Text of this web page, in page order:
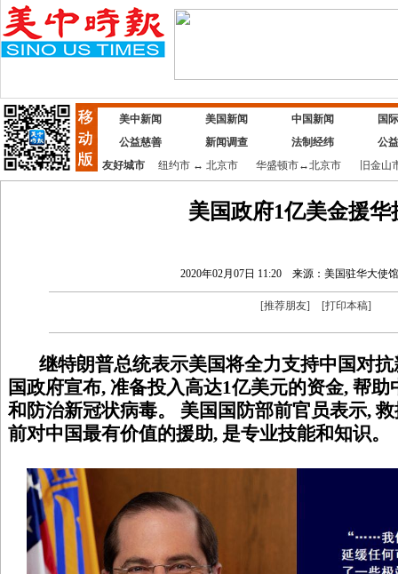
美中新闻 美国新闻 中国新闻
国
公益慈善
新闻调查 法制经纬
公
友好城市
纽约市↔ 北京市 华盛顿市↔北京市 旧金山
美国政府1亿美金援华
2020年02月07日 11:20 来源：美国驻华大使
[推荐朋友] [打印本稿]
继特朗普总统表示美国将全力支持中国对
国政府宣布, 准备投入高达1亿美元的资金, 帮
和防治新冠状病毒。 美国国防部前官员表示,
前对中国最有价值的援助, 是专业技能和知识。